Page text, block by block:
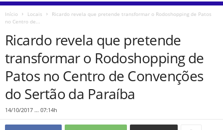
Início Locais
Ricardo revela que pretende transformar o Rodoshopping de Patos
no Centro de...
Ricardo revela que pretende
transformar o Rodoshopping de
Patos no Centro de Convenções
do Sertão da Paraíba
14/10/2017 ... 07:14h